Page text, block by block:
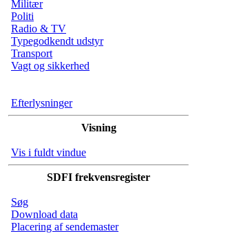
Militær
Politi
Radio & TV
Typegodkendt udstyr
Transport
Vagt og sikkerhed
Efterlysninger
Visning
Vis i fuldt vindue
SDFI frekvensregister
Søg
Download data
Placering af sendemaster